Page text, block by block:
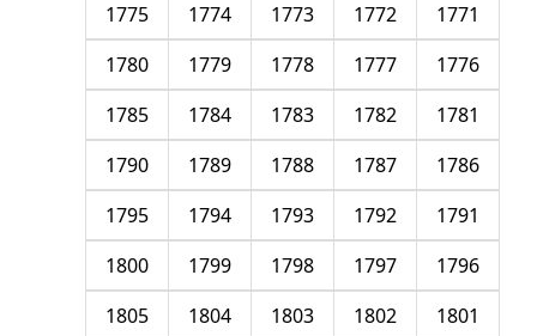
1771
1772
1773
1774
1775
1776
1777
1778
1779
1780
1781
1782
1783
1784
1785
1786
1787
1788
1789
1790
1791
1792
1793
1794
1795
1796
1797
1798
1799
1800
1801
1802
1803
1804
1805